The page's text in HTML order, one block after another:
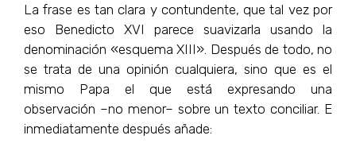
La frase es tan clara y contundente, que tal vez por
eso Benedicto XVI parece suavizarla usando la
denominación «esquema XIII». Después de todo, no
se trata de una opinión cualquiera, sino que es el
mismo Papa el que está expresando una
observación –no menor– sobre un texto conciliar. E
inmediatamente después añade: